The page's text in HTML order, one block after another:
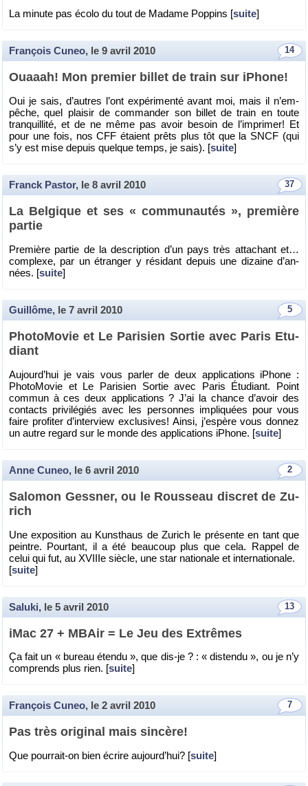
La mi­nute pas écolo du tout de Ma­dame Pop­pins [suite]
14
François Cuneo, le 9 avril 2010
Ouaaah! Mon pre­mier billet de train sur iPhone!
Oui je sais, d’autres l’ont ex­pé­ri­menté avant moi, mais il n’em­
pêche, quel plai­sir de com­man­der son billet de train en toute
tran­quillité, et de ne même pas avoir be­soin de l’im­pri­mer! Et
pour une fois, nos CFF étaient prêts plus tôt que la SNCF (qui
s’y est mise de­puis quelque temps, je sais). [suite]
37
Franck Pastor, le 8 avril 2010
La Bel­gique et ses « com­mu­nau­tés », pre­mière
par­tie
Pre­mière par­tie de la des­crip­tion d’un pays très at­ta­chant et…
com­plexe, par un étran­ger y ré­si­dant de­puis une di­zaine d’an­
nées. [suite]
5
Guillôme, le 7 avril 2010
Pho­to­Mo­vie et Le Pa­ri­sien Sor­tie avec Paris Etu­
diant
Au­jour­d’hui je vais vous par­ler de deux ap­pli­ca­tions iPhone :
Pho­to­Mo­vie et Le Pa­ri­sien Sor­tie avec Paris Étu­diant. Point
com­mun à ces deux ap­pli­ca­tions ? J’ai la chance d’avoir des
contacts pri­vi­lé­giés avec les per­sonnes im­pli­quées pour vous
faire pro­fi­ter d’in­ter­view ex­clu­sives! Ainsi, j’es­père vous don­nez
un autre re­gard sur le monde des ap­pli­ca­tions iPhone. [suite]
2
Anne Cuneo, le 6 avril 2010
Sa­lo­mon Gess­ner, ou le Rous­seau dis­cret de Zu­
rich
Une ex­po­si­tion au Kuns­thaus de Zu­rich le pré­sente en tant que
peintre. Pour­tant, il a été beau­coup plus que cela. Rap­pel de
celui qui fut, au XVIIIe siècle, une star na­tio­nale et in­ter­na­tio­nale.
[suite]
13
Saluki, le 5 avril 2010
iMac 27 + MBAir = Le Jeu des Ex­trêmes
Ça fait un « bu­reau étendu », que dis-je ? : « dis­tendu », ou je n’y
com­prends plus rien. [suite]
7
François Cuneo, le 2 avril 2010
Pas très ori­gi­nal mais sin­cère!
Que pour­rait-on bien écrire au­jour­d’hui? [suite]